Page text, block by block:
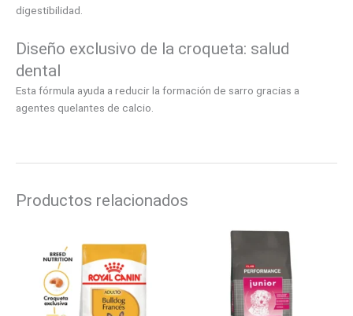
digestibilidad.
Diseño exclusivo de la croqueta: salud
dental
Esta fórmula ayuda a reducir la formación de sarro gracias a
agentes quelantes de calcio.
Productos relacionados